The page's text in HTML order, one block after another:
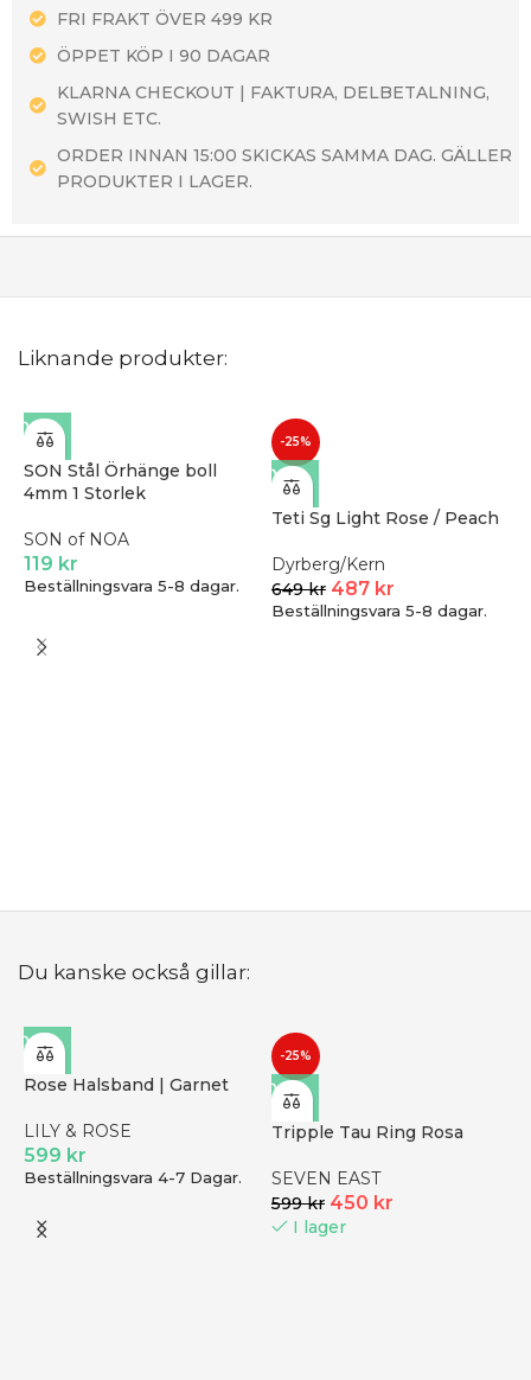
FRI FRAKT ÖVER 499 KR
ÖPPET KÖP I 90 DAGAR
KLARNA CHECKOUT | FAKTURA, DELBETALNING,
SWISH ETC.
ORDER INNAN 15:00 SKICKAS SAMMA DAG. GÄLLER
PRODUKTER I LAGER.
Liknande produkter:
SON Stål Örhänge boll
4mm 1 Storlek
SON of NOA
119 kr
Beställningsvara 5-8 dagar.
-25%
Teti Sg Light Rose / Peach
Dyrberg/Kern
649kr 487 kr
Beställningsvara 5-8 dagar.
Du kanske också gillar:
Rose Halsband | Garnet
LILY & ROSE
599 kr
Beställningsvara 4-7 Dagar.
-25%
Tripple Tau Ring Rosa
SEVEN EAST
599kr 450 kr
I lager